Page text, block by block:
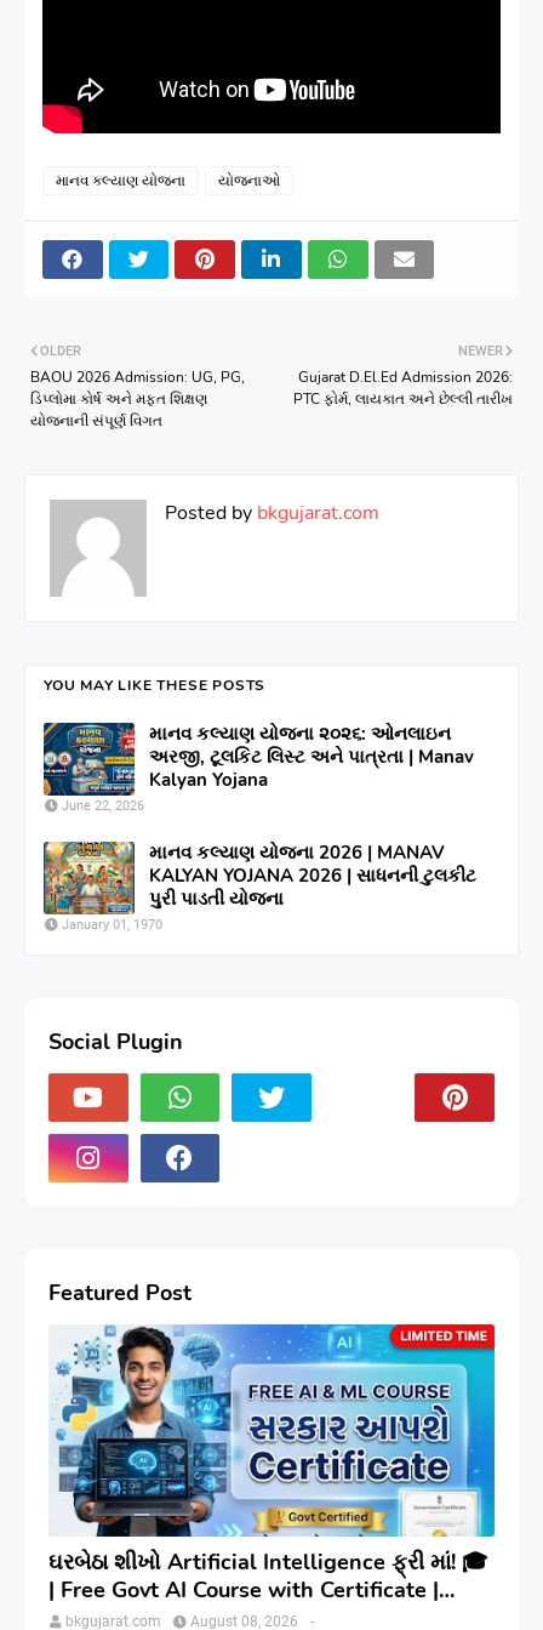
માનવ કલ્યાણ યોજના યોજનાઓ
NEWER
Gujarat D.El.Ed Admission 2026:
PTC ફોર્મ, લાયકાત અને છેલ્લી તારીખ
OLDER
BAOU 2026 Admission: UG, PG,
ડિપ્લોમા કોર્ષ અને મફત શિક્ષણ
યોજનાની સંપૂર્ણ વિગત
Posted by bkgujarat.com
YOU MAY LIKE THESE POSTS
માનવ કલ્યાણ યોજના ૨૦૨૬: ઓનલાઇન
અરજી, ટૂલકિટ લિસ્ટ અને પાત્રતા | Manav
Kalyan Yojana
June 22, 2026
માનવ કલ્યાણ યોજના 2026 | MANAV
KALYAN YOJANA 2026 | સાધનની ટુલકીટ
પુરી પાડતી યોજના
January 01, 1970
Social Plugin
Featured Post
ઘરબેઠા શીખો Artificial Intelligence ફ્રી માં! 🎓
| Free Govt AI Course with Certificate |
Step-by-Step
bkgujarat.com -
August 08, 2026